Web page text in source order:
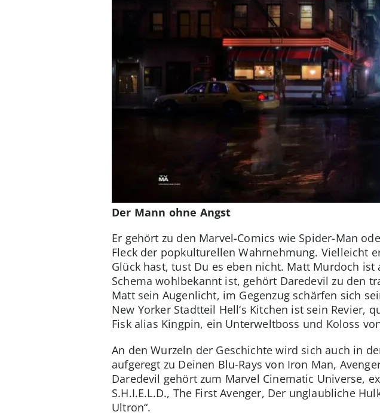
Der Mann ohne Angst
Er gehört zu den Marvel-Comics wie Spider-Man
Fleck der popkulturellen Wahrnehmung. Vielleicht
Glück hast, tust Du es eben nicht. Matt Murdoch
Schema wohlbekannt ist, gehört Daredevil zu den
Matt sein Augenlicht, im Gegenzug schärfen sich
New Yorker Stadtteil Hell‘s Kitchen ist sein Revier,
Fisk alias Kingpin, ein Unterweltboss und Koloss
An den Wurzeln der Geschichte wird sich auch in
aufgeregt zu Deinen Blu-Rays von Iron Man,
Daredevil gehört zum Marvel Cinematic Universe,
S.H.I.E.L.D., The First Avenger, Der unglaubliche
Ultron“.